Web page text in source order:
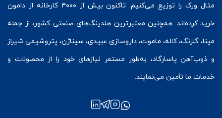
متال ورک
را توزیع می‌کنیم. تاکنون بیش از ۴۰۰۰ کارخانه از دامون
خرید کرده‌اند. همچنین معتبرترین هلدینگ‌های صنعتی کشور، از جمله
مپنا، گلرنگ، کاله، ماموت، داروسازی عبیدی، سیناژن، پتروشیمی شیراز
و ذوب‌آهن پاسارگاد، به‌طور مستمر نیازهای خود را از محصولات و
خدمات ما تأمین می‌نمایند.